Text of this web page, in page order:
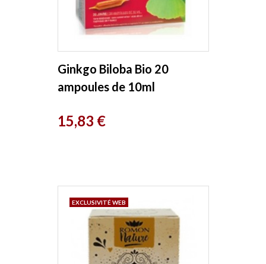
Ginkgo Biloba Bio 20
ampoules de 10ml
Prix
15,83 €
EXCLUSIVITÉ WEB